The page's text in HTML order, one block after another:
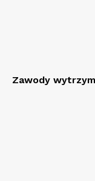
Zawody